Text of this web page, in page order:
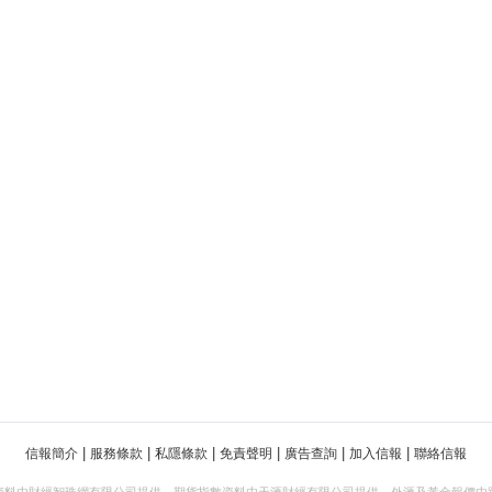
信報簡介 | 服務條款 | 私隱條款 | 免責聲明 | 廣告查詢 | 加入信報 | 聯絡信報